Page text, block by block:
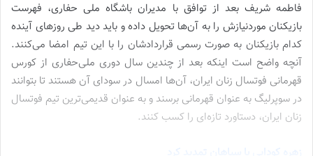
فاطمه شریف بعد از توافق با مدیران باشگاه ملی حفاری، فهرست
بازیکنان موردنیازش را به آن‌ها تحویل داده و باید دید طی روزهای آینده
کدام بازیکنان به صورت رسمی قراردادشان را با این تیم امضا می‌کنند.
آنچه واضح است اینکه بعد از چندین سال دوری ملی‌حفاری از کورس
قهرمانی فوتسال زنان ایران، آن‌ها امسال در سودای آن هستند تا بتوانند
در سوپرلیگ به عنوان قهرمانی برسند و به عنوان قدیمی‌ترین تیم فوتسال
زنان ایران، دستاورد تازه‌ای را کسب کنند.